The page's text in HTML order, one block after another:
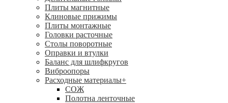
Плиты магнитные
Клиновые прижимы
Плиты монтажные
Головки расточные
Столы поворотные
Оправки и втулки
Баланс для шлифкругов
Виброопоры
Расходные материалы+
СОЖ
Полотна ленточные